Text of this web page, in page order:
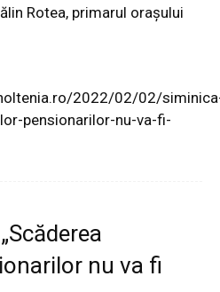
Rotea, primarul orașului
2022/02/02/
pensionarilor-nu-va-fi-
nu va fi